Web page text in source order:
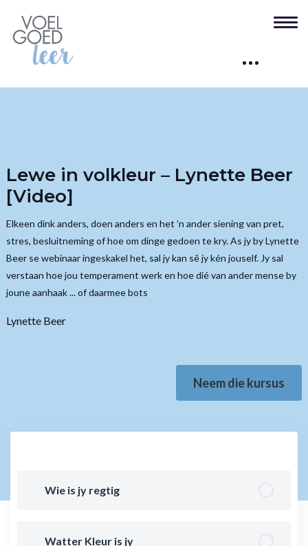
Lewe in volkleur – Lynette Beer
[Video]
Elkeen dink anders, doen anders en het ’n ander siening van pret,
stres, besluitneming of hoe om dinge gedoen te kry. As jy by Lynette
Beer se webinaar ingeskakel het, sal jy kan sê jy kén jouself. Jy sal
verstaan hoe jou temperament werk en hoe dié van ander mense by
joune aanhaak ... of daarmee bots
Lynette Beer
Neem die kursus
Wie is jy regtig
Watter Kleur is jy